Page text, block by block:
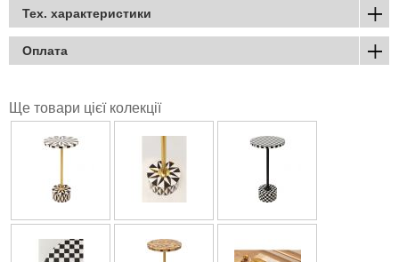
Тех. характеристики
Оплата
Ще товари цієї колекції